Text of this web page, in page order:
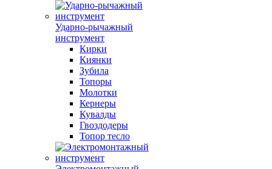
Ударно-рычажный
инструмент
Кирки
Киянки
Зубила
Топоры
Молотки
Кернеры
Кувалды
Гвоздодеры
Топор тесло